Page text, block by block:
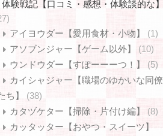
体験戦記【口コミ・感想・体験談的な】
アイヨウダー【愛用食材・小物】
(1)
アソブンジャー【ゲーム以外】
(10)
ウンドウダー【すぽーーーつ！】
(5)
カイシャジャー【職場のゆかいな同僚
ち】
(38)
カタヅケター【掃除・片付け編】
(8)
カッタッター【おやつ・スイーツ】